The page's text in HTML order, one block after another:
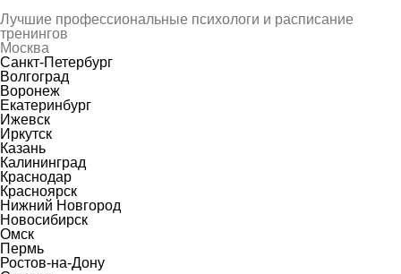
Лучшие профессиональные психологи и расписание
тренингов
Москва
Санкт-Петербург
Волгоград
Воронеж
Екатеринбург
Ижевск
Иркутск
Казань
Калининград
Краснодар
Красноярск
Нижний Новгород
Новосибирск
Омск
Пермь
Ростов-на-Дону